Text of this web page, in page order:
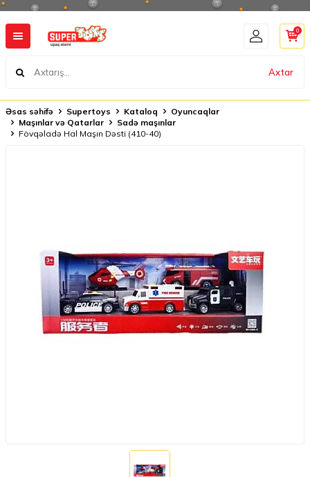
Axtar
0
Əsas səhifə Supertoys Kataloq
Oyuncaqlar
Maşınlar və Qatarlar
Sadə maşınlar
Fövqəladə Hal Maşın Dəsti (410-40)